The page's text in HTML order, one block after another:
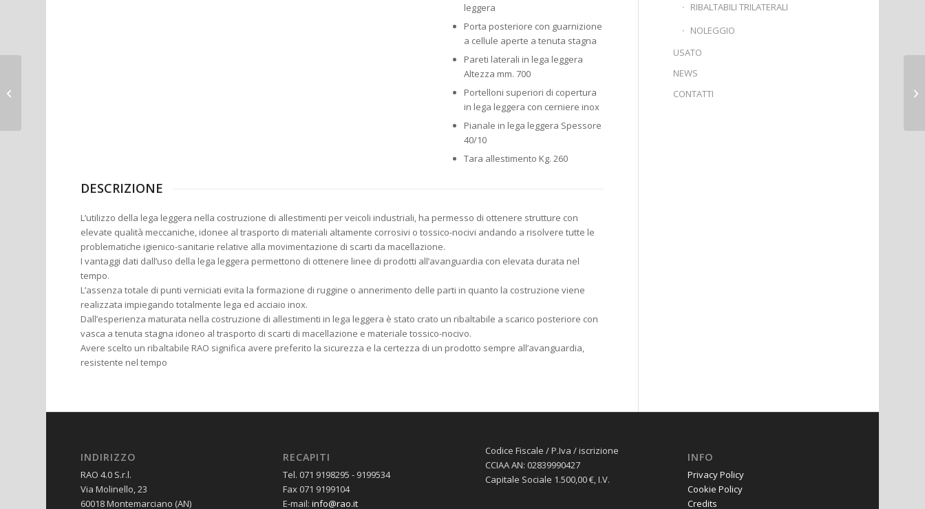
leggera
Porta posteriore con guarnizione
a cellule aperte a tenuta stagna
Pareti laterali in lega leggera
Altezza mm. 700
Portelloni superiori di copertura
in lega leggera con cerniere inox
Pianale in lega leggera Spessore
40/10
Tara allestimento Kg. 260
DESCRIZIONE
L’utilizzo della lega leggera nella costruzione di allestimenti per veicoli industriali, ha permesso di ottenere strutture con
elevate qualità meccaniche, idonee al trasporto di materiali altamente corrosivi o tossico-nocivi andando a risolvere tutte le
problematiche igienico-sanitarie relative alla movimentazione di scarti da macellazione.
I vantaggi dati dall’uso della lega leggera permettono di ottenere linee di prodotti all’avanguardia con elevata durata nel
tempo.
L’assenza totale di punti verniciati evita la formazione di ruggine o annerimento delle parti in quanto la costruzione viene
realizzata impiegando totalmente lega ed acciaio inox.
Dall’esperienza maturata nella costruzione di allestimenti in lega leggera è stato crato un ribaltabile a scarico posteriore con
vasca a tenuta stagna idoneo al trasporto di scarti di macellazione e materiale tossico-nocivo.
Avere scelto un ribaltabile RAO significa avere preferito la sicurezza e la certezza di un prodotto sempre all’avanguardia,
resistente nel tempo
RIBALTABILI TRILATERALI
NOLEGGIO
USATO
NEWS
CONTATTI
INDIRIZZO
RAO 4.0 S.r.l.
Via Molinello, 23
60018 Montemarciano (AN)
RECAPITI
Tel. 071 9198295 - 9199534
Fax 071 9199104
E-mail:info@rao.it
Codice Fiscale / P.Iva / iscrizione
CCIAA AN: 02839990427
Capitale Sociale 1.500,00 €‚ I.V.
INFO
Privacy Policy
Cookie Policy
Credits